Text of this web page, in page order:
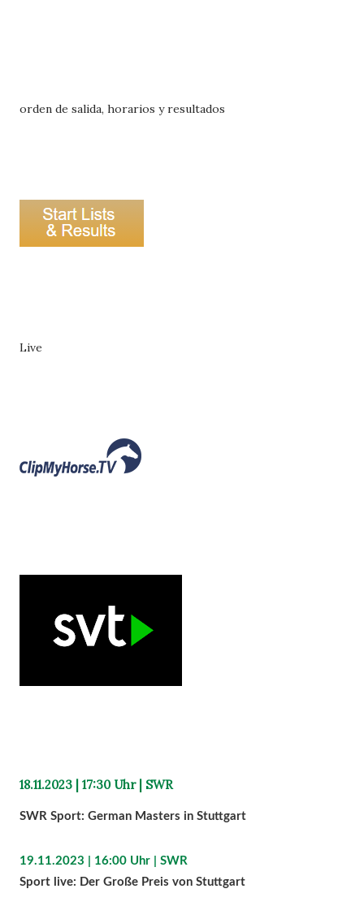
orden de salida, horarios y resultados
Live
18.11.2023 | 17:30 Uhr | SWR
SWR Sport: German Masters in Stuttgart
19.11.2023 | 16:00 Uhr | SWR
Sport live: Der Große Preis von Stuttgart